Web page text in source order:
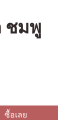
ชมพู
ซื้อเลย